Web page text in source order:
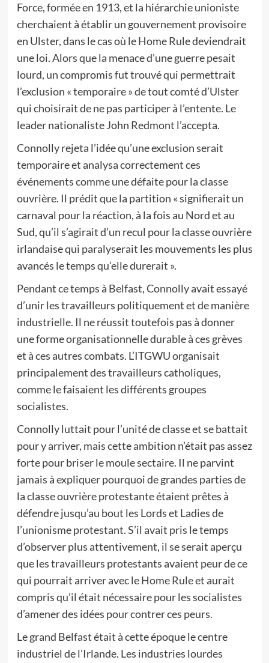
Force, formée en 1913, et la hiérarchie unioniste
cherchaient à établir un gouvernement provisoire
en Ulster, dans le cas où le Home Rule deviendrait
une loi. Alors que la menace d’une guerre pesait
lourd, un compromis fut trouvé qui permettrait
l’exclusion « temporaire » de tout comté d’Ulster
qui choisirait de ne pas participer à l’entente. Le
leader nationaliste John Redmont l’accepta.
Connolly rejeta l’idée qu’une exclusion serait
temporaire et analysa correctement ces
événements comme une défaite pour la classe
ouvrière. Il prédit que la partition « signifierait un
carnaval pour la réaction, à la fois au Nord et au
Sud, qu’il s’agirait d’un recul pour la classe ouvrière
irlandaise qui paralyserait les mouvements les plus
avancés le temps qu’elle durerait ».
Pendant ce temps à Belfast, Connolly avait essayé
d’unir les travailleurs politiquement et de manière
industrielle. Il ne réussit toutefois pas à donner
une forme organisationnelle durable à ces grèves
et à ces autres combats. L’ITGWU organisait
principalement des travailleurs catholiques,
comme le faisaient les différents groupes
socialistes.
Connolly luttait pour l’unité de classe et se battait
pour y arriver, mais cette ambition n’était pas assez
forte pour briser le moule sectaire. Il ne parvint
jamais à expliquer pourquoi de grandes parties de
la classe ouvrière protestante étaient prêtes à
défendre jusqu’au bout les Lords et Ladies de
l’unionisme protestant. S’il avait pris le temps
d’observer plus attentivement, il se serait aperçu
que les travailleurs protestants avaient peur de ce
qui pourrait arriver avec le Home Rule et aurait
compris qu’il était nécessaire pour les socialistes
d’amener des idées pour contrer ces peurs.
Le grand Belfast était à cette époque le centre
industriel de l’Irlande. Les industries lourdes